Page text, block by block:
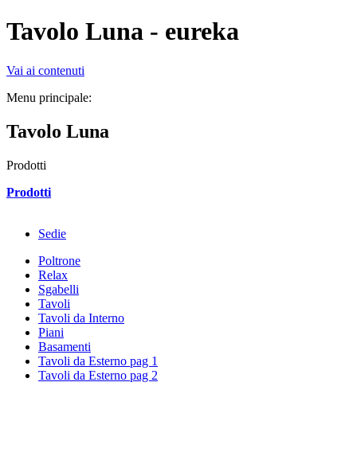
Tavolo Luna - eureka
Vai ai contenuti
Menu principale:
Tavolo Luna
Prodotti
Prodotti
Sedie
Poltrone
Relax
Sgabelli
Tavoli
Tavoli da Interno
Piani
Basamenti
Tavoli da Esterno pag 1
Tavoli da Esterno pag 2